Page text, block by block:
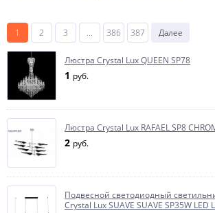
1 2 3 ... 386 387 Далее
Люстра Crystal Lux QUEEN SP78
1 руб.
Люстра Crystal Lux RAFAEL SP8
2 руб.
Подвесной светодиодный
Crystal Lux SUAVE SUAVE SP35W LED